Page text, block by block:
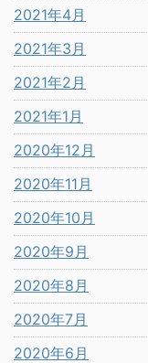
2021年4月
2021年3月
2021年2月
2021年1月
2020年12月
2020年11月
2020年10月
2020年9月
2020年8月
2020年7月
2020年6月